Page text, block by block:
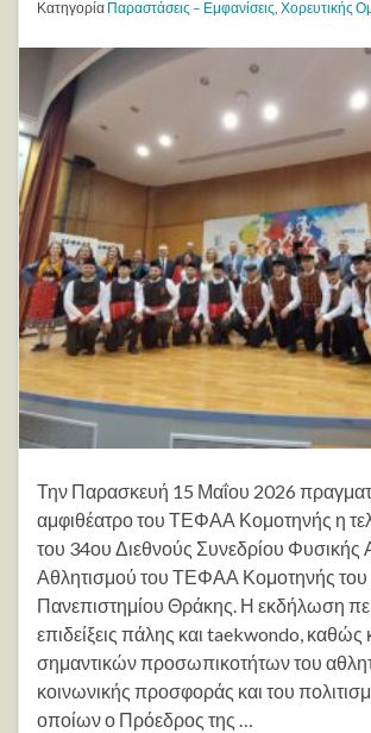
Κατηγορία Παραστάσεις – Εμφανίσεις, Χορευτικής
Την Παρασκευή 15 Μαΐου 2026
αμφιθέατρο του ΤΕΦΑΑ Κομοτηνής η
του 34ου Διεθνούς Συνεδρίου Φυσικής
Αθλητισμού του ΤΕΦΑΑ Κομοτηνής του
Πανεπιστημίου Θράκης. Η εκδήλωση
επιδείξεις πάλης και taekwondo, καθώς
σημαντικών προσωπικοτήτων του
κοινωνικής προσφοράς και του
οποίων ο Πρόεδρος της …